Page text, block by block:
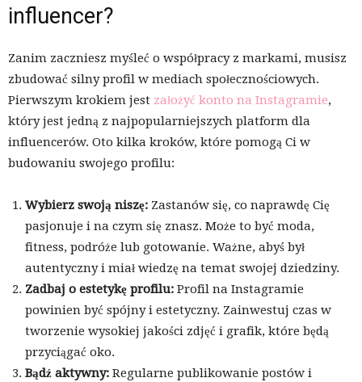
influencer?
Zanim zaczniesz myśleć o współpracy z markami, musisz
zbudować silny profil w mediach społecznościowych.
Pierwszym krokiem jest założyć konto na Instagramie,
który jest jedną z najpopularniejszych platform dla
influencerów. Oto kilka kroków, które pomogą Ci w
budowaniu swojego profilu:
Wybierz swoją niszę: Zastanów się, co naprawdę Cię
pasjonuje i na czym się znasz. Może to być moda,
fitness, podróże lub gotowanie. Ważne, abyś był
autentyczny i miał wiedzę na temat swojej dziedziny.
Zadbaj o estetykę profilu: Profil na Instagramie
powinien być spójny i estetyczny. Zainwestuj czas w
tworzenie wysokiej jakości zdjęć i grafik, które będą
przyciągać oko.
Bądź aktywny: Regularne publikowanie postów i